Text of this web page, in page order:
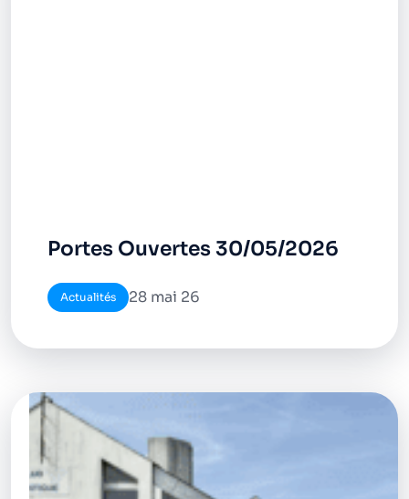
Portes Ouvertes 30/05/2026
Actualités 28 mai 26